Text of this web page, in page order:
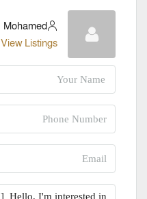
Mohamed
View Listings